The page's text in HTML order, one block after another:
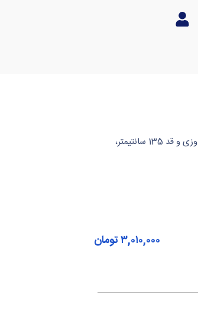
عبا رزا مخمل مشکی مزون نورا با پارچه کرپ حریر و مخمل سوزندوزی و قد 135 سانتیمتر،
۳,۰۱۰,۰۰۰تومان